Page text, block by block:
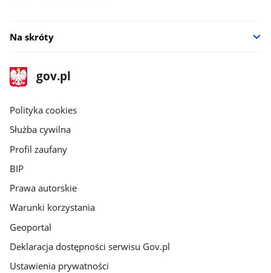
Na skróty
stopka
gov.pl
Strona
gov.pl
gov.pl
Polityka cookies
Służba cywilna
Profil zaufany
BIP
Prawa autorskie
Warunki korzystania
Geoportal
Deklaracja dostępności serwisu Gov.pl
Ustawienia prywatności